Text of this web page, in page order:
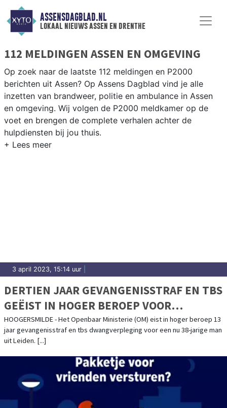
ASSENSDAGBLAD.NL
lokaal nieuws assen en drenthe
112 MELDINGEN ASSEN EN OMGEVING
Op zoek naar de laatste 112 meldingen en P2000
berichten uit Assen? Op Assens Dagblad vind je alle
inzetten van brandweer, politie en ambulance in Assen
en omgeving. Wij volgen de P2000 meldkamer op de
voet en brengen de complete verhalen achter de
hulpdiensten bij jou thuis.
3 april 2023, 15:14 uur
DERTIEN JAAR GEVANGENISSTRAF EN TBS
GEËIST IN HOGER BEROEP VOOR
DOODSLAG OP CAMPING HOOGERSMILDE
HOOGERSMILDE - Het Openbaar Ministerie (OM) eist in hoger beroep 13
jaar gevangenisstraf en tbs dwangverpleging voor een nu 38-jarige man
uit Leiden. [...]